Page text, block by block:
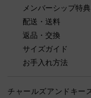
メンバーシップ特典
配送・送料
返品・交換
サイズガイド
お手入れ方法
チャールズアンドキー